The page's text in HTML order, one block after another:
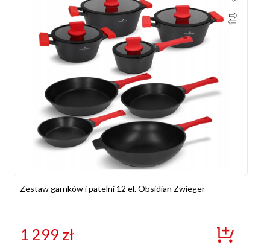
Zestaw garnków i patelni 12 el. Obsidian Zwieger
1 299 zł